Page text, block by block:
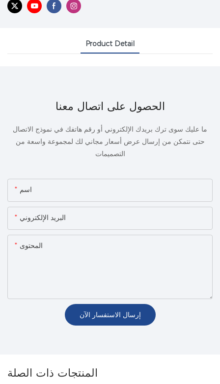
Product Detail
الحصول على اتصال معنا
ما عليك سوى ترك بريدك الإلكتروني أو رقم هاتفك في نموذج الاتصال
حتى نتمكن من إرسال عرض أسعار مجاني لك لمجموعة واسعة من
التصميمات
اسم
البريد الإلكتروني
المحتوى
إرسال الاستفسار الآن
المنتجات ذات الصلة